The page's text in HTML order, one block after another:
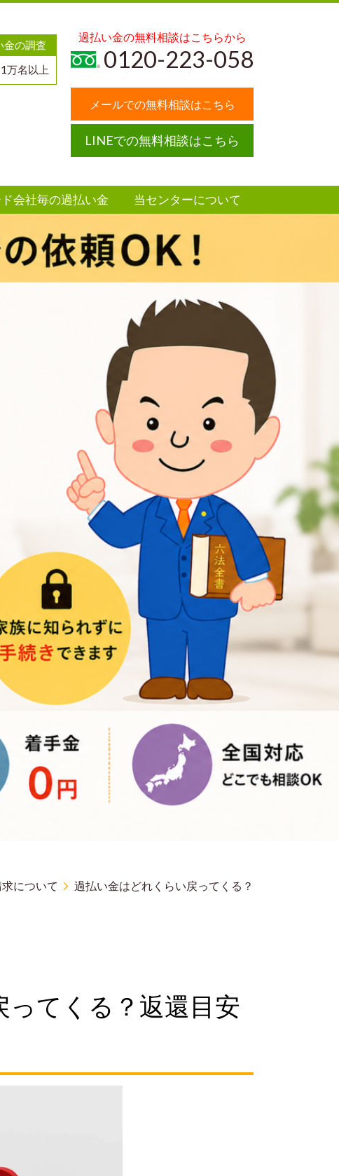
金の調査
万名以上
過払い金の無料相談はこちらから
0120-223-058
メールでの無料相談はこちら
LINEでの無料相談はこちら
会社毎の過払い金 当センターについて
について 過払い金はどれくらい戻ってくる？
てくる？返還目安